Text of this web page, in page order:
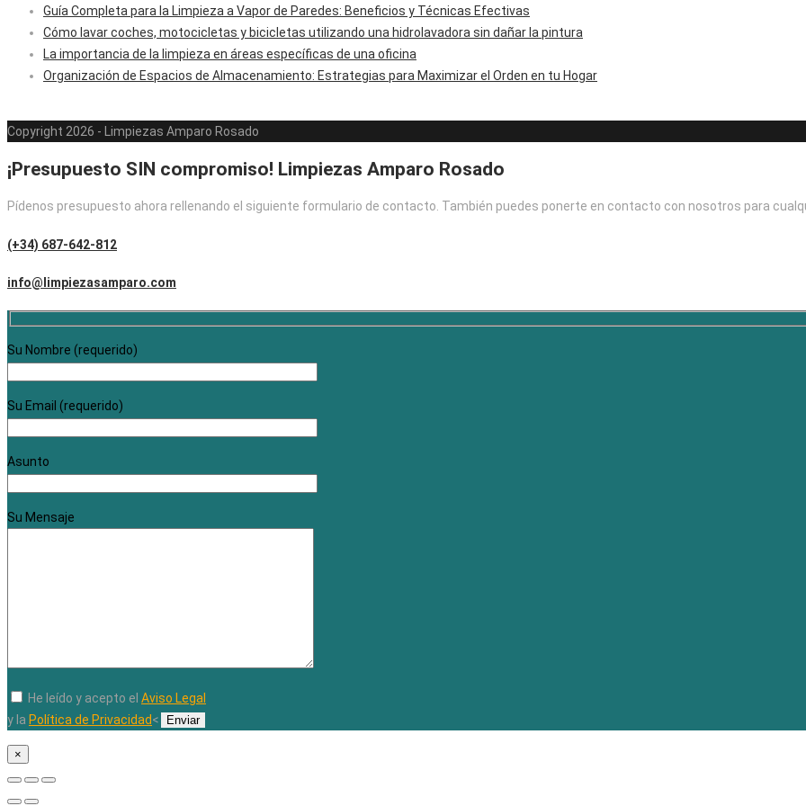
Guía Completa para la Limpieza a Vapor de Paredes: Beneficios y Técnicas Efectivas
Cómo lavar coches, motocicletas y bicicletas utilizando una hidrolavadora sin dañar la pintura
La importancia de la limpieza en áreas específicas de una oficina
Organización de Espacios de Almacenamiento: Estrategias para Maximizar el Orden en tu Hogar
Copyright 2026 - Limpiezas Amparo Rosado
¡Presupuesto SIN compromiso! Limpiezas Amparo Rosado
Pídenos presupuesto ahora rellenando el siguiente formulario de contacto. También puedes ponerte en contacto con nosotros para
(+34) 687-642-812
info@limpiezasamparo.com
Su Nombre (requerido)
Su Email (requerido)
Asunto
Su Mensaje
He leído y acepto el Aviso Legal
y la Política de Privacidad<
×